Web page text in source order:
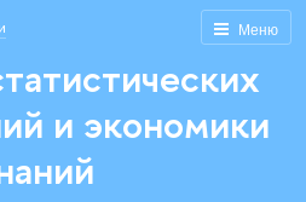
Меню
и экономики